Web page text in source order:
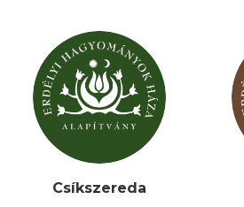
Csíkszereda